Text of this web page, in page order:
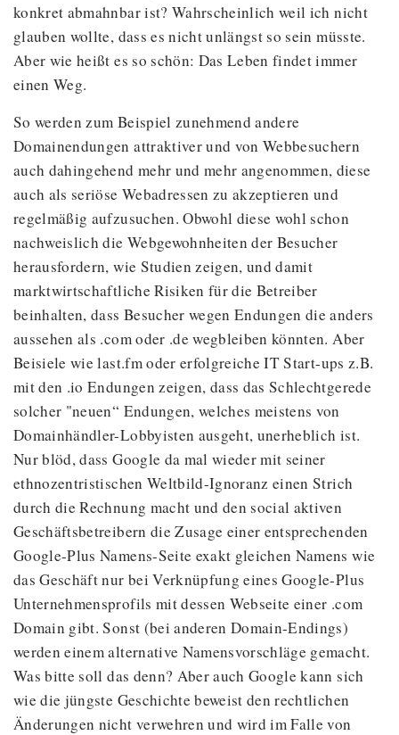
konkret abmahnbar ist? Wahrscheinlich weil ich nicht
glauben wollte, dass es nicht unlängst so sein müsste.
Aber wie heißt es so schön: Das Leben findet immer
einen Weg.
So werden zum Beispiel zunehmend andere
Domainendungen attraktiver und von Webbesuchern
auch dahingehend mehr und mehr angenommen, diese
auch als seriöse Webadressen zu akzeptieren und
regelmäßig aufzusuchen. Obwohl diese wohl schon
nachweislich die Webgewohnheiten der Besucher
herausfordern, wie Studien zeigen, und damit
marktwirtschaftliche Risiken für die Betreiber
beinhalten, dass Besucher wegen Endungen die anders
aussehen als .com oder .de wegbleiben könnten. Aber
Beisiele wie last.fm oder erfolgreiche IT Start-ups z.B.
mit den .io Endungen zeigen, dass das Schlechtgerede
solcher "neuen“ Endungen, welches meistens von
Domainhändler-Lobbyisten ausgeht, unerheblich ist.
Nur blöd, dass Google da mal wieder mit seiner
ethnozentristischen Weltbild-Ignoranz einen Strich
durch die Rechnung macht und den social aktiven
Geschäftsbetreibern die Zusage einer entsprechenden
Google-Plus Namens-Seite exakt gleichen Namens wie
das Geschäft nur bei Verknüpfung eines Google-Plus
Unternehmensprofils mit dessen Webseite einer .com
Domain gibt. Sonst (bei anderen Domain-Endings)
werden einem alternative Namensvorschläge gemacht.
Was bitte soll das denn? Aber auch Google kann sich
wie die jüngste Geschichte beweist den rechtlichen
Änderungen nicht verwehren und wird im Falle von